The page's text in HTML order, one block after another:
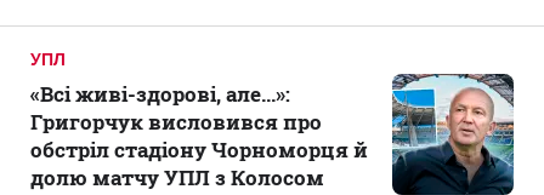
УПЛ
«Всі живі-здорові, але...»:
Григорчук висловився про
обстріл стадіону Чорноморця й
долю матчу УПЛ з Колосом